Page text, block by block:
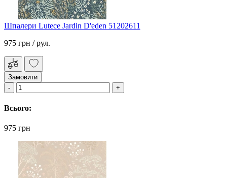
Шпалери Lutece Jardin D'eden 51202611
975 грн / рул.
Замовити
Всього:
975 грн